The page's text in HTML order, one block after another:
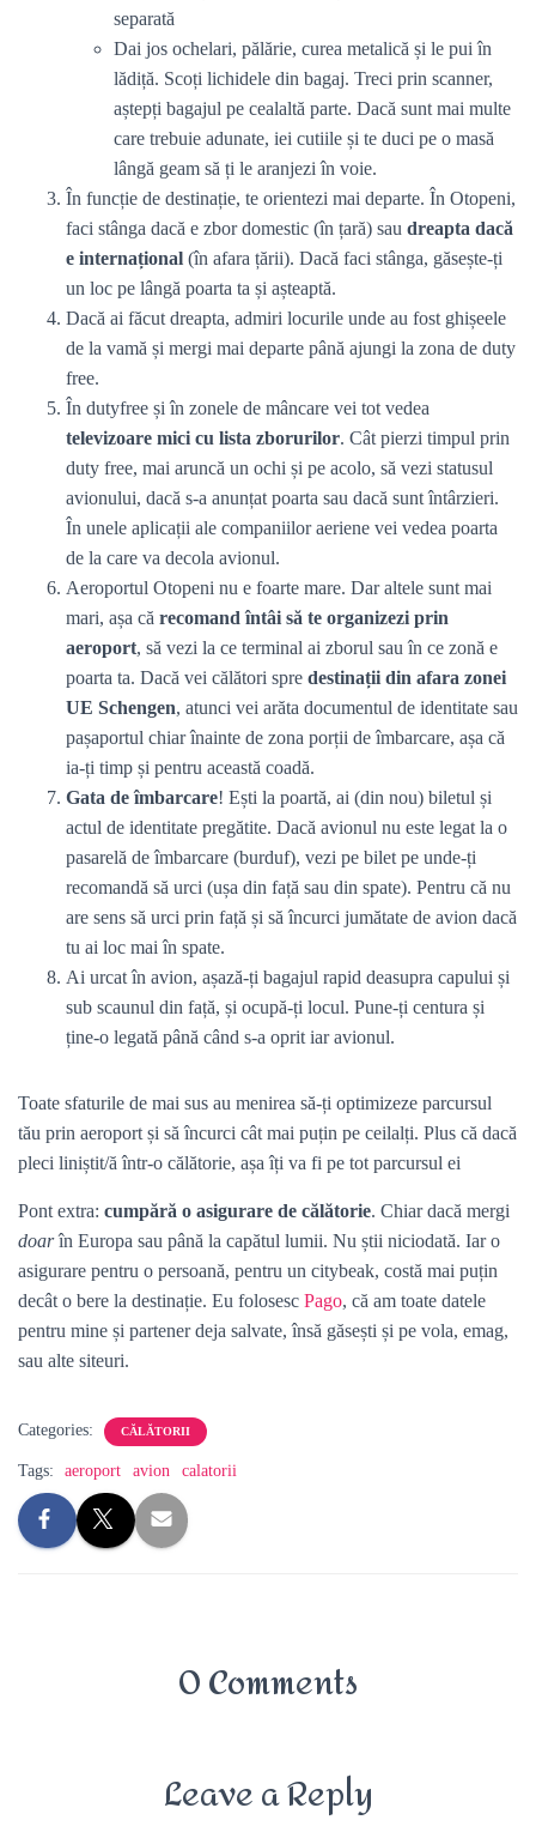
separată
Dai jos ochelari, pălărie, curea metalică și le pui în
lădiță. Scoți lichidele din bagaj. Treci prin scanner,
aștepți bagajul pe cealaltă parte. Dacă sunt mai multe
care trebuie adunate, iei cutiile și te duci pe o masă
lângă geam să ți le aranjezi în voie.
În funcție de destinație, te orientezi mai departe. În Otopeni,
faci stânga dacă e zbor domestic (în țară) sau dreapta dacă
e internațional (în afara țării). Dacă faci stânga, găsește-ți
un loc pe lângă poarta ta și așteaptă.
Dacă ai făcut dreapta, admiri locurile unde au fost ghișeele
de la vamă și mergi mai departe până ajungi la zona de duty
free.
În dutyfree și în zonele de mâncare vei tot vedea
televizoare mici cu lista zborurilor. Cât pierzi timpul prin
duty free, mai aruncă un ochi și pe acolo, să vezi statusul
avionului, dacă s-a anunțat poarta sau dacă sunt întârzieri.
În unele aplicații ale companiilor aeriene vei vedea poarta
de la care va decola avionul.
Aeroportul Otopeni nu e foarte mare. Dar altele sunt mai
mari, așa că recomand întâi să te organizezi prin
aeroport, să vezi la ce terminal ai zborul sau în ce zonă e
poarta ta. Dacă vei călători spre destinații din afara zonei
UE Schengen, atunci vei arăta documentul de identitate sau
pașaportul chiar înainte de zona porții de îmbarcare, așa că
ia-ți timp și pentru această coadă.
Gata de îmbarcare! Ești la poartă, ai (din nou) biletul și
actul de identitate pregătite. Dacă avionul nu este legat la o
pasarelă de îmbarcare (burduf), vezi pe bilet pe unde-ți
recomandă să urci (ușa din față sau din spate). Pentru că nu
are sens să urci prin față și să încurci jumătate de avion dacă
tu ai loc mai în spate.
Ai urcat în avion, așază-ți bagajul rapid deasupra capului și
sub scaunul din față, și ocupă-ți locul. Pune-ți centura și
ține-o legată până când s-a oprit iar avionul.
Toate sfaturile de mai sus au menirea să-ți optimizeze parcursul
tău prin aeroport și să încurci cât mai puțin pe ceilalți. Plus că dacă
pleci liniștit/ă într-o călătorie, așa îți va fi pe tot parcursul ei
Pont extra: cumpără o asigurare de călătorie. Chiar dacă mergi
doarîn Europa sau până la capătul lumii. Nu știi niciodată. Iar o
asigurare pentru o persoană, pentru un citybeak, costă mai puțin
decât o bere la destinație. Eu folosesc Pago, că am toate datele
pentru mine și partener deja salvate, însă găsești și pe vola, emag,
sau alte siteuri.
Categories: CĂLĂTORII
Tags: aeroport avion calatorii
0 Comments
Leave a Reply